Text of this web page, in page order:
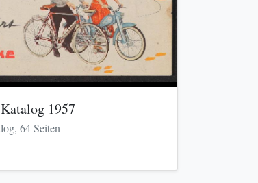
1957
64 Seiten